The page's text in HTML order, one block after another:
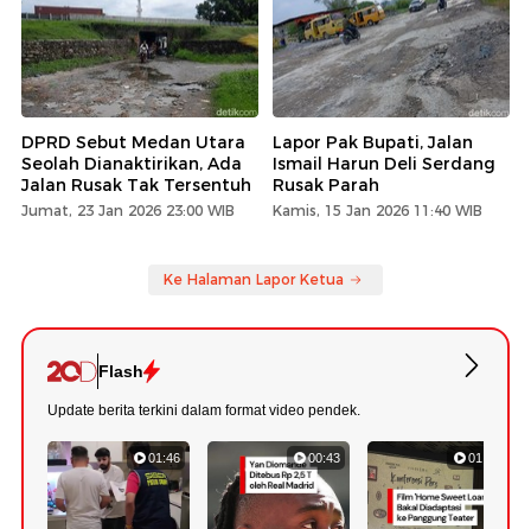
DPRD Sebut Medan Utara
Seolah Dianaktirikan, Ada
Jalan Rusak Tak Tersentuh
Jumat, 23 Jan 2026 23:00 WIB
Lapor Pak Bupati, Jalan
Ismail Harun Deli Serdang
Rusak Parah
Kamis, 15 Jan 2026 11:40 WIB
Ke Halaman Lapor Ketua
Flash
Update berita terkini dalam format video pendek.
01:46 00:43 01:20